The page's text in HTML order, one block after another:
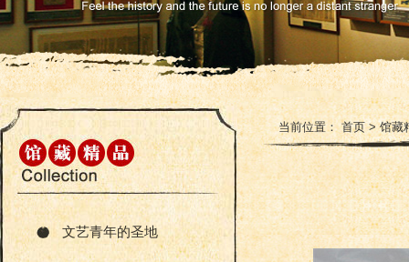
文艺青年的圣地
当前位置：首页>馆藏